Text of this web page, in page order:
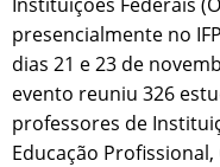
presencialmente no
dias 21 e 23 de
evento reuniu 326
professores de
Educação